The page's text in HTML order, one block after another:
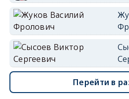
Перейти в